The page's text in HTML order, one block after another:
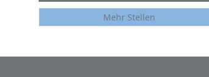
Mehr Stellen